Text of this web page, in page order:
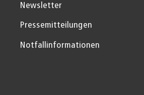
Newsletter
Pressemitteilungen
Notfallinformationen